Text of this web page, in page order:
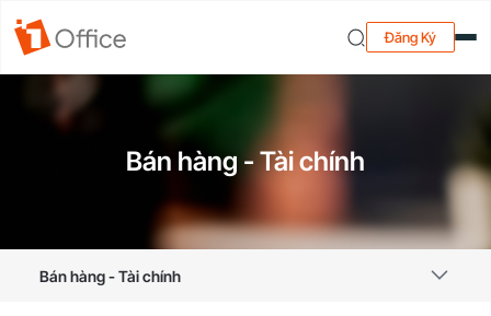
Đăng Ký
Bán hàng - Tài chính
Bán hàng - Tài chính